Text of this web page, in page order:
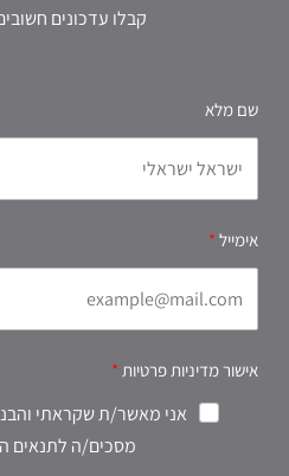
קבלו עדכונים
שם מלא
אימייל
אישור מדיניות פרטיות
אני מאשר/ת שקראתי
מסכים/ה לתנאים